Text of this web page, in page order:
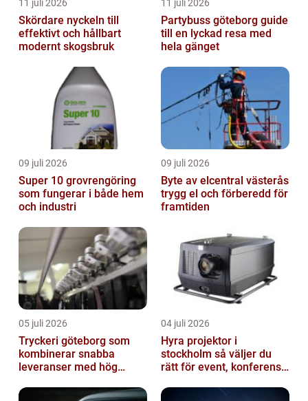
11 juli 2026
Skördare nyckeln till
effektivt och hållbart
modernt skogsbruk
11 juli 2026
Partybuss göteborg guide
till en lyckad resa med
hela gänget
09 juli 2026
Super 10 grovrengöring
som fungerar i både hem
och industri
09 juli 2026
Byte av elcentral västerås
trygg el och förberedd för
framtiden
05 juli 2026
Tryckeri göteborg som
kombinerar snabba
leveranser med hög
04 juli 2026
Hyra projektor i
stockholm så väljer du
rätt för event, konferens